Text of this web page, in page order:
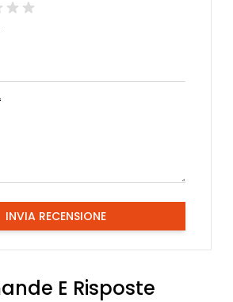
INVIA RECENSIONE
E Risposte